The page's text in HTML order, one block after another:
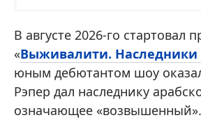
В августе 2026-го стартовал
«Выживалити. Наследники
юным дебютантом шоу
Рэпер дал наследнику
означающее